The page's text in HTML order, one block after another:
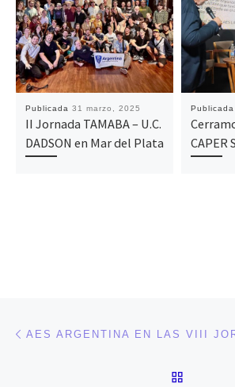
Publicada 31 marzo, 2025
II Jornada TAMABA – U.C.
DADSON en Mar del Plata
Publicada
CAPER
Navegación de